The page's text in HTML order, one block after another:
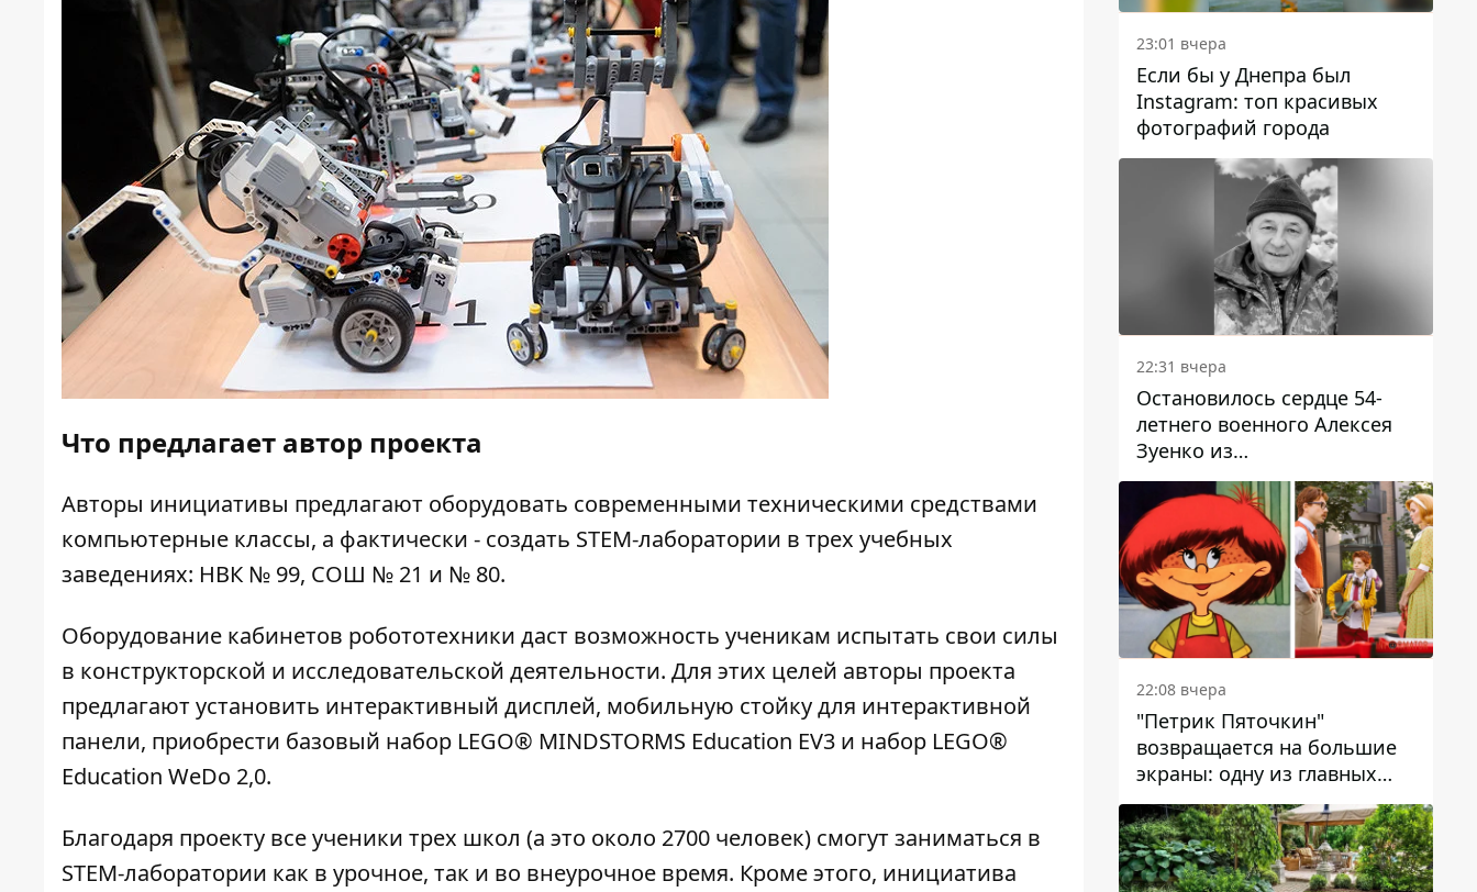
Что предлагает автор проекта
Авторы инициативы предлагают оборудовать современными техническими средствами
компьютерные классы, а фактически - создать STEM-лаборатории в трех учебных
заведениях: НВК № 99, СОШ № 21 и № 80.
Оборудование кабинетов робототехники даст возможность ученикам испытать свои силы
в конструкторской и исследовательской деятельности. Для этих целей авторы проекта
предлагают установить интерактивный дисплей, мобильную стойку для интерактивной
панели, приобрести базовый набор LEGO® MINDSTORMS Education EV3 и набор LEGO®
Education WeDо 2,0.
Благодаря проекту все ученики трех школ (а это около 2700 человек) смогут заниматься в
STEM-лаборатории как в урочное, так и во внеурочное время. Кроме этого, инициатива
23:01 вчера
Если бы у Днепра был
Instagram: топ красивых
фотографий города
22:31 вчера
Остановилось сердце 54-
летнего военного Алексея
Зуенко из
Днепропетровской области
22:08 вчера
"Петрик Пяточкин"
возвращается на большие
экраны: одну из главных
ролей сыграет 9-летний
днепрянин Александр
Войтеховский